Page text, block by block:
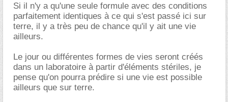
Si il n'y a qu'une seule formule avec des conditions
parfaitement identiques à ce qui s'est passé ici sur
terre, il y a très peu de chance qu'il y ait une vie
ailleurs.
Le jour ou différentes formes de vies seront créés
dans un laboratoire à partir d'éléments stériles, je
pense qu'on pourra prédire si une vie est possible
ailleurs que sur terre.